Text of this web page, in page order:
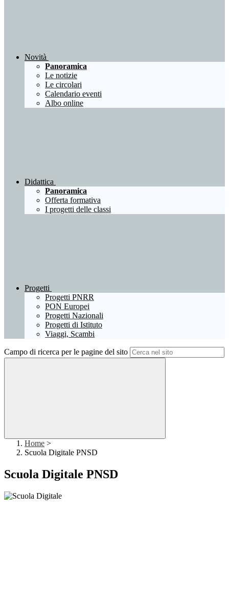
Novità
Panoramica
Le notizie
Le circolari
Calendario eventi
Albo online
Didattica
Panoramica
Offerta formativa
I progetti delle classi
Progetti
Progetti PNRR
PON Europei
Progetti Nazionali
Progetti di Istituto
Viaggi, Scambi
Campo di ricerca per le pagine del sito
Home >
Scuola Digitale PNSD
Scuola Digitale PNSD